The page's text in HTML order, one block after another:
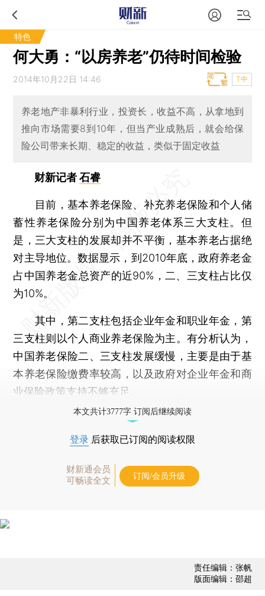
特色
何大勇：“以房养老”仍待时间检验
2014年10月22日 14:46 T中
养老地产非暴利行业，投资长，收益不高，从拿地到
推向市场需要8到10年，但当产业成熟后，就会给保
险公司带来长期、稳定的收益，类似于固定收益
财新记者石睿
目前，基本养老保险、补充养老保险和个人储
蓄性养老保险分别为中国养老体系三大支柱。但
是，三大支柱的发展却并不平衡，基本养老占据绝
对主导地位。数据显示，到2010年底，政府养老金
占中国养老金总资产的近90%，二、三支柱占比仅
为10%。
其中，第二支柱包括企业年金和职业年金，第
三支柱则以个人商业养老保险为主。有分析认为，
中国养老保险二、三支柱发展缓慢，主要是由于基
本养老保险缴费率较高，以及政府对企业年金和商
业保险政策支持不够充足。
本文共计3777字 订阅后继续阅读
登录 后获取已订阅的阅读权限
财新通会员
可畅读全文
订阅/会员升级
责任编辑：张帆
版面编辑：邵超